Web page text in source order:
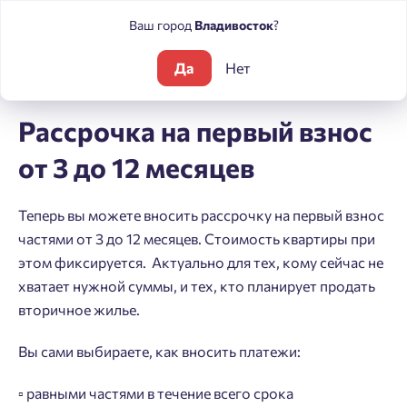
Рассрочка на первый взнос от 3 до 12
Рассрочка на первый взнос
от 3 до 12 месяцев
Теперь вы можете вносить рассрочку на первый взнос
частями от 3 до 12 месяцев. Стоимость квартиры при
этом фиксируется. Актуально для тех, кому сейчас не
хватает нужной суммы, и тех, кто планирует продать
вторичное жилье.
Вы сами выбираете, как вносить платежи:
▫️ равными частями в течение всего срока
Ваш город Владивосток?
Да Нет